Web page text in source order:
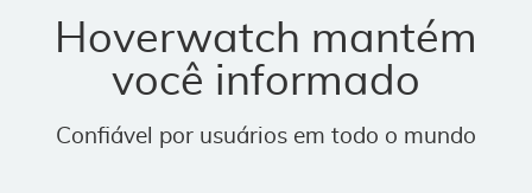
Hoverwatch mantém
você informado
Confiável por usuários em todo o mundo